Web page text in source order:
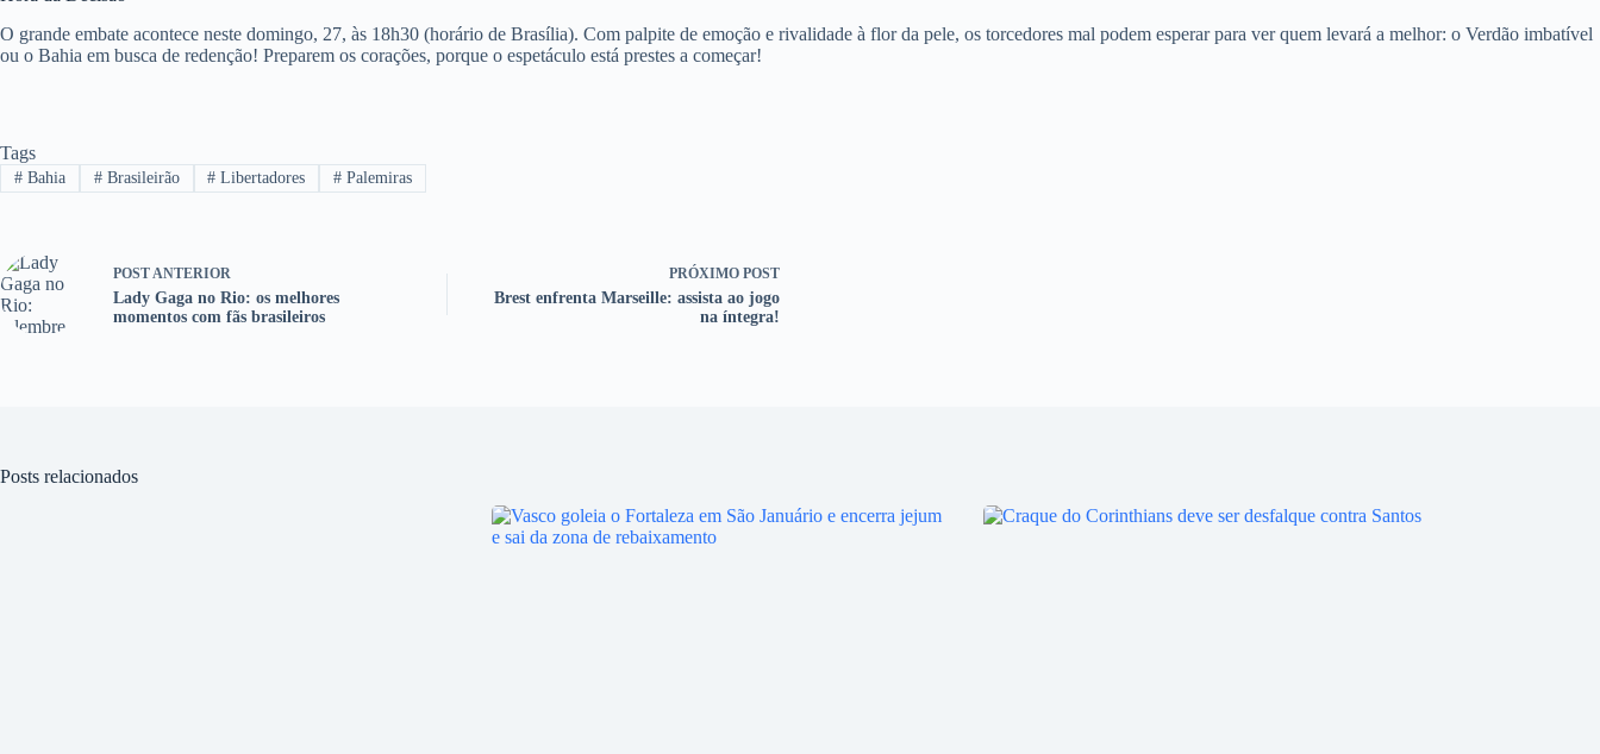
O grande embate acontece neste domingo, 27, às 18h30 (horário de Brasília). Com palpite de emoção e rivalidade à flor da pele, os torcedores mal podem esperar para ver quem levará a melhor: o Verdão imbatível
ou o Bahia em busca de redenção! Preparem os corações, porque o espetáculo está prestes a começar!
Tags
#Bahia #Brasileirão # Libertadores # Palemiras
POST ANTERIOR
Lady Gaga no Rio: os melhores
momentos com fãs brasileiros
PRÓXIMO POST
Brest enfrenta Marseille: assista ao jogo
na íntegra!
Posts relacionados